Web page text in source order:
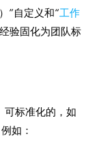
”自定义和“工作
验固化为团队标
可标准化的，如
如：